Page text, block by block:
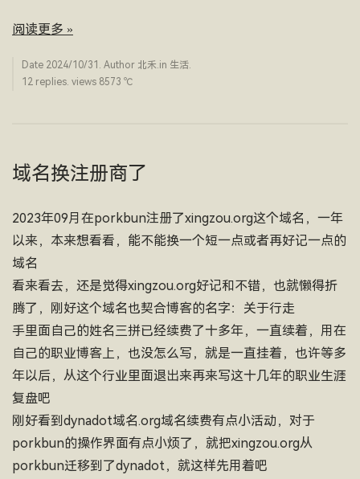
阅读更多 »
Date 2024/10/31 . Author 北禾.in 生活.
12 replies. views 8573 ­℃
域名换注册商了
2023年09月在porkbun注册了xingzou.org这个域名，一年
以来，本来想看看，能不能换一个短一点或者再好记一点的
域名
看来看去，还是觉得xingzou.org好记和不错，也就懒得折
腾了，刚好这个域名也契合博客的名字：关于行走
手里面自己的姓名三拼已经续费了十多年，一直续着，用在
自己的职业博客上，也没怎么写，就是一直挂着，也许等多
年以后，从这个行业里面退出来再来写这十几年的职业生涯
复盘吧
刚好看到dynadot域名.org域名续费有点小活动，对于
porkbun的操作界面有点小烦了，就把xingzou.org从
porkbun迁移到了dynadot，就这样先用着吧